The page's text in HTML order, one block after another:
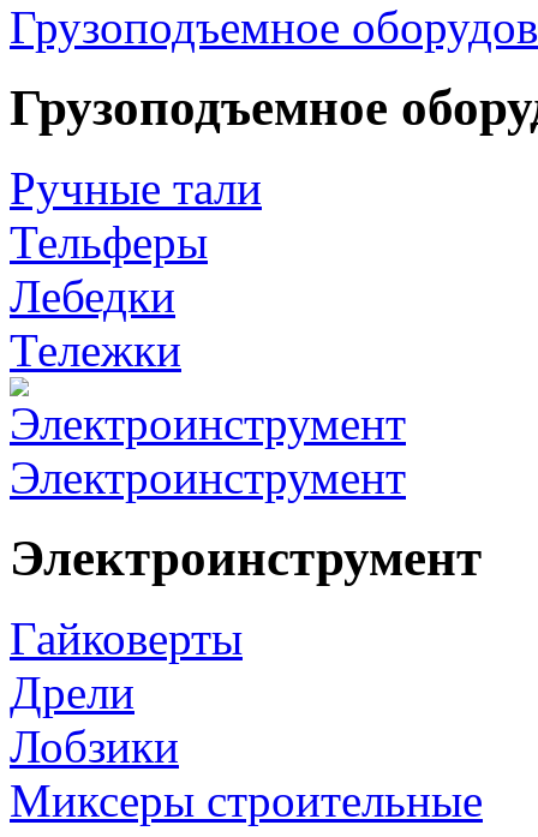
Грузоподъемное
Грузоподъемное
Ручные тали
Тельферы
Лебедки
Тележки
Электроинструмент
Электроинструмент
Гайковерты
Дрели
Лобзики
Миксеры строительные